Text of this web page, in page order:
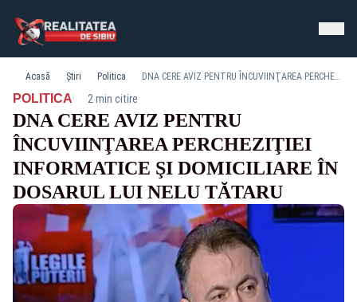
Acasă Știri Politica DNA CERE AVIZ PENTRU ÎNCUVIINŢAREA PERCHEZIŢIEI INFORMATICE ŞI DOMICILIARE ÎN DOSARUL LUI NELU TĂTARU
POLITICA· 2 min citire
DNA CERE AVIZ PENTRU
ÎNCUVIINŢAREA PERCHEZIŢIEI
INFORMATICE ŞI DOMICILIARE ÎN
DOSARUL LUI NELU TĂTARU